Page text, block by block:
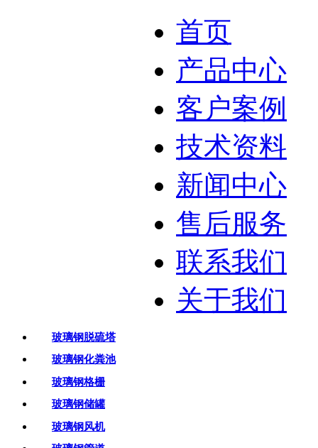
首页
产品中心
客户案例
技术资料
新闻中心
售后服务
联系我们
关于我们
玻璃钢脱硫塔
玻璃钢化粪池
玻璃钢格栅
玻璃钢储罐
玻璃钢风机